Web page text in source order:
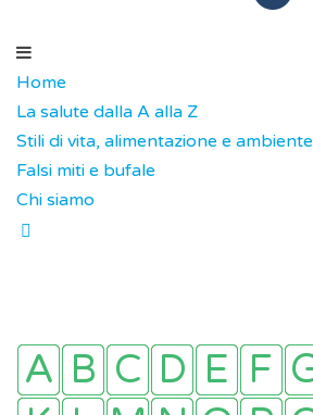
Home
La salute dalla A alla Z
Stili di vita, alimentazione e ambiente
Falsi miti e bufale
Chi siamo